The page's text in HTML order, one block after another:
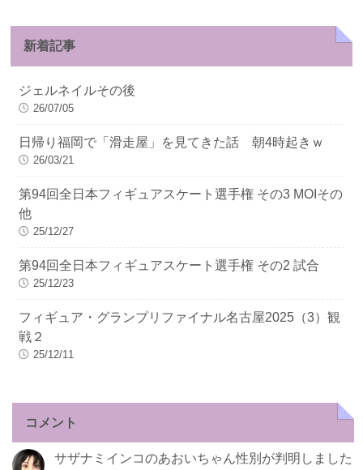
新着記事
ジェルネイルその後
26/07/05
日帰り福岡で「滑走屋」を見てきた話 朝4時起きｗ
26/03/21
第94回全日本フィギュアスケート選手権 その3 MOIその
他
25/12/27
第94回全日本フィギュアスケート選手権 その2 試合
25/12/23
フィギュア・グランプリファイナル名古屋2025（3）観
戦２
25/12/11
コメント
サザナミインコのあおいちゃん性別が判明しました